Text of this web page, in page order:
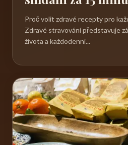
Proč volit zdravé recepty pro
Zdravé stravování představuje
života a každodenní...